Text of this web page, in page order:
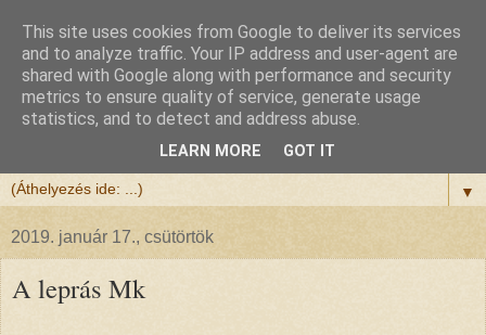
Félix atya
Szeretettel köszöntöm a honlapomra ellátogatót.
▼
2019. január 17., csütörtök
A leprás Mk
This site uses cookies from Google to deliver its services
and to analyze traffic. Your IP address and user-agent are
shared with Google along with performance and security
metrics to ensure quality of service, generate usage
statistics, and to detect and address abuse.
LEARN MORE GOT IT